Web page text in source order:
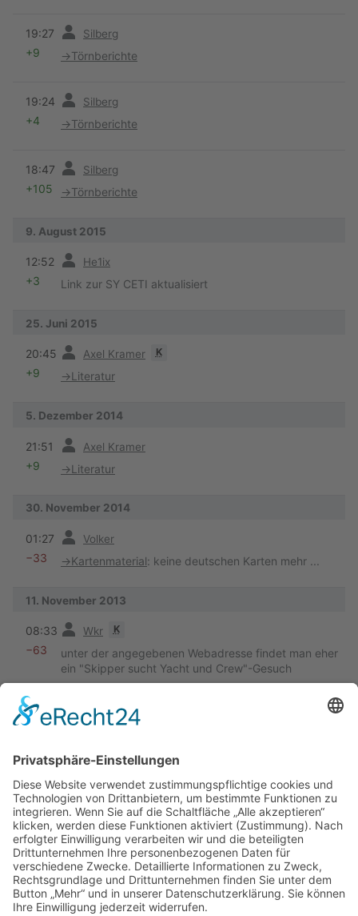
19:27 Silberg
+9 →Törnberichte
19:24 Silberg
+4 →Törnberichte
18:47 Silberg
+105 →Törnberichte
9. August 2015
12:52 He1ix
+3 Link zur SY CETI aktualisiert
25. Juni 2015
20:45 Axel Kramer K
+9 →Literatur
5. Dezember 2014
21:51 Axel Kramer
+9 →Literatur
30. November 2014
01:27 Volker
−33 →Kartenmaterial: keine deutschen Karten mehr ...
11. November 2013
08:33 Wkr K
−63
unter der angegebenen Webadresse findet man eher
ein "Skipper sucht Yacht und Crew"-Gesuch
10. November 2013
Vorherige
+63 →Törnberichte
5. November 2013
Vorherige
12:35 Wkr K
−116 Map geändert
(neueste|älteste) Zeige (jüngere 50